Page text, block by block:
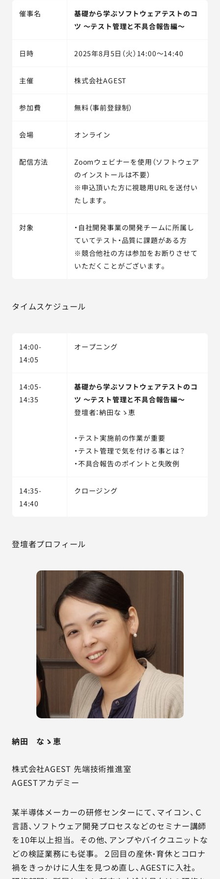
催事名
基礎から学ぶソフトウェアテストのコ
ツ ～テスト管理と不具合報告編～
日時 2025年8月5日（火）14:00～14:40
主催 株式会社AGEST
参加費 無料（事前登録制）
会場 オンライン
配信方法
Zoomウェビナーを使用（ソフトウェア
のインストールは不要）
※申込頂いた方に視聴用URLを送付い
たします。
対象
・自社開発事業の開発チームに所属し
ていてテスト・品質に課題がある方
※競合他社の方は参加をお断りさせて
いただくことがございます。
タイムスケジュール
14:00-
14:05
オープニング
14:05-
14:35
基礎から学ぶソフトウェアテストのコ
ツ ～テスト管理と不具合報告編～
登壇者：納田なゝ恵
・テスト実施前の作業が重要
・テスト管理で気を付ける事とは？
・不具合報告のポイントと失敗例
14:35-
14:40
クロージング
登壇者プロフィール
納田 なゝ恵
株式会社AGEST 先端技術推進室
AGESTアカデミー
某半導体メーカーの研修センターにて、マイコン、Ｃ
言語、ソフトウェア開発プロセスなどのセミナー講師
を10年以上担当。 その他、アンプやバイクユニットな
どの検証業務にも従事。 ２回目の産休・育休とコロナ
禍をきっかけに人生を見つめ直し、AGESTに入社。